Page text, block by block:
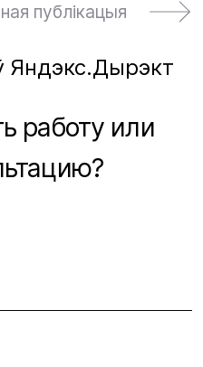
публікацыя
Яндэкс.Дырэкт
работу или